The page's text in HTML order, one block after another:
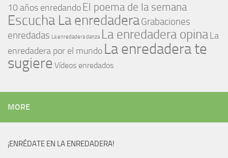
10 años enredando El poema de la semana
Escucha La enredaderaGrabaciones
enredadas La enredadera danza La enredadera opina La
enredadera por el mundo La enredadera te
sugiere Vídeos enredados
MORE
¡ENRÉDATE EN LA ENREDADERA!